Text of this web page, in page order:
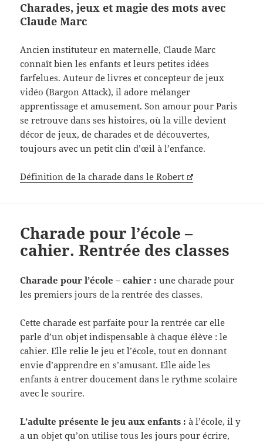
Charades, jeux et magie des mots avec
Claude Marc
Ancien instituteur en maternelle, Claude Marc
connaît bien les enfants et leurs petites idées
farfelues. Auteur de livres et concepteur de jeux
vidéo (Bargon Attack), il adore mélanger
apprentissage et amusement. Son amour pour Paris
se retrouve dans ses histoires, où la ville devient
décor de jeux, de charades et de découvertes,
toujours avec un petit clin d’œil à l’enfance.
Définition de la charade dans le Robert
Charade pour l’école –
cahier. Rentrée des classes
Charade pour l’école – cahier : une charade pour
les premiers jours de la rentrée des classes.
Cette charade est parfaite pour la rentrée car elle
parle d’un objet indispensable à chaque élève : le
cahier. Elle relie le jeu et l’école, tout en donnant
envie d’apprendre en s’amusant. Elle aide les
enfants à entrer doucement dans le rythme scolaire
avec le sourire.
L’adulte présente le jeu aux enfants :à l’école, il y
a un objet qu’on utilise tous les jours pour écrire,